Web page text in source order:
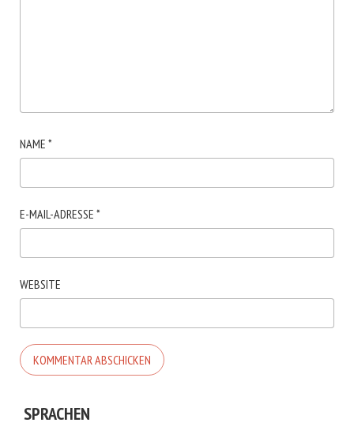
NAME *
E-MAIL-ADRESSE *
WEBSITE
SPRACHEN